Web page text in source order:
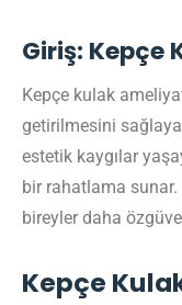
Giriş: Kepçe
Kepçe kulak
getirilmesini
estetik kaygılar
bir rahatlama sunar.
bireyler daha
Kepçe